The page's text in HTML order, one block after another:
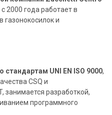
2000 года работает в
газонокосилок и
UNI EN ISO 9000,
CSQ и
занимается разработкой,
программного